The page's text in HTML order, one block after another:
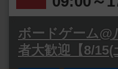
ボードゲーム
者大歓迎【8/15(